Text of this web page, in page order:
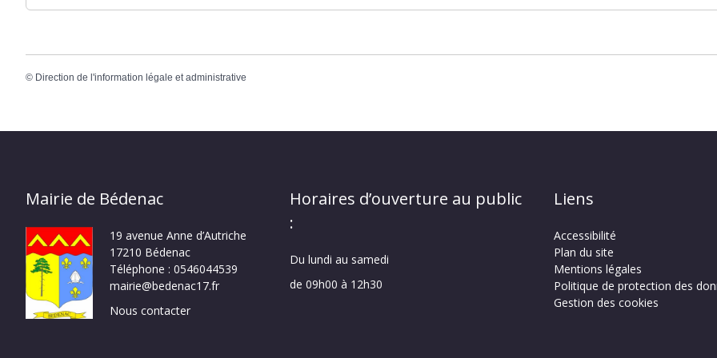
© Direction de l'information légale et administrative
Mairie de Bédenac
19 avenue Anne d’Autriche
17210 Bédenac
Téléphone : 0546044539
mairie@bedenac17.fr
Nous contacter
Horaires d’ouverture au public
:
Du lundi au samedi
de 09h00 à 12h30
Liens
Accessibilité
Plan du site
Mentions légales
Politique de protection des
Gestion des cookies